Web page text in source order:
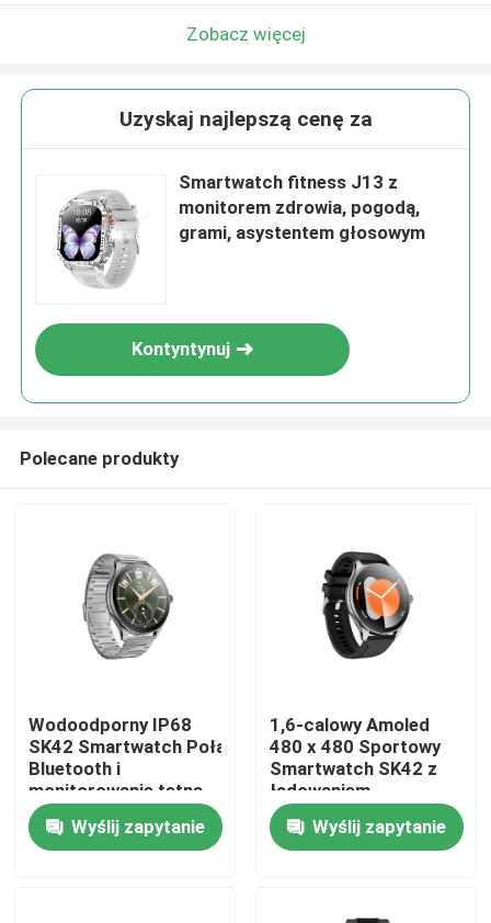
Dom
Produkty
Zobacz więcej
Uzyskaj najlepszą cenę za
Smartwatch fitness J13 z
monitorem zdrowia, pogodą,
grami, asystentem głosowym
Kontyntynuj
Polecane produkty
Wodoodporny IP68
SK42 Smartwatch Połączenia
Bluetooth i
monitorowanie tętna
Tlen we krwi
Wyślij zapytanie
1,6-calowy Amoled
480 x 480 Sportowy
Smartwatch SK42 z
ładowaniem
magnetycznym i
przypomnieniem o
braku aktywności
Wyślij zapytanie